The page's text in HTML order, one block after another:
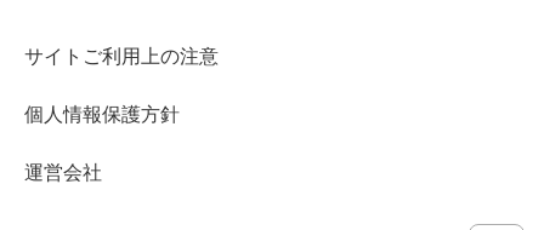
サイトご利用上の注意
個人情報保護方針
運営会社